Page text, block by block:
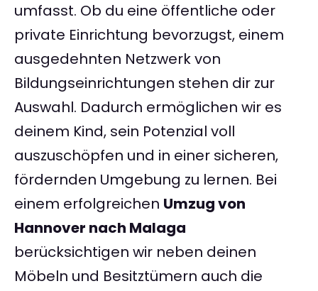
umfasst. Ob du eine öffentliche oder
private Einrichtung bevorzugst, einem
ausgedehnten Netzwerk von
Bildungseinrichtungen stehen dir zur
Auswahl. Dadurch ermöglichen wir es
deinem Kind, sein Potenzial voll
auszuschöpfen und in einer sicheren,
fördernden Umgebung zu lernen. Bei
einem erfolgreichen Umzug von
Hannover nach Malaga
berücksichtigen wir neben deinen
Möbeln und Besitztümern auch die